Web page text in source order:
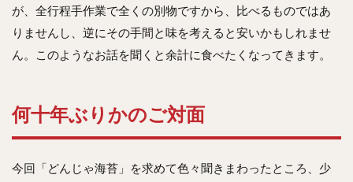
が、全行程手作業で全くの別物ですから、比べるものではあ
りませんし、逆にその手間と味を考えると安いかもしれませ
ん。このようなお話を聞くと余計に食べたくなってきます。
何十年ぶりかのご対面
今回「どんじゃ海苔」を求めて色々聞きまわったところ、少